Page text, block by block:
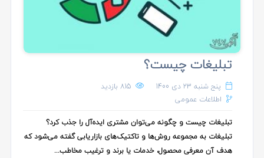
تبلیغات چیست؟
پنج شنبه 23 دی 1400
815 بازدید
اطلاعات عمومی
تبلیغات چیست و چگونه می‌توان مشتری ایده‌آل را جذب کرد؟
تبلیغات به مجموعه روش‌ها و تاکتیک‌های بازاریابی گفته می‌شود که
هدف آن معرفی محصول، خدمات یا برند و ترغیب مخاطب...